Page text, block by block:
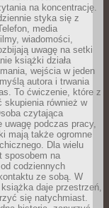
na koncentrację.
styka się z
media
wiadomości,
uwagę na setki
książki działa
wejścia w jeden
autora i trwania
To ćwiczenie, które z
skupienia również w
czytająca
uwagę podczas pracy,
mają także ogromne
Dla wielu
sposobem na
codziennych
ze sobą. W
daje przestrzeń,
się natychmiast.